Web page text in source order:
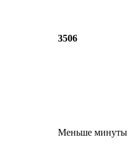
3506
Меньше минуты